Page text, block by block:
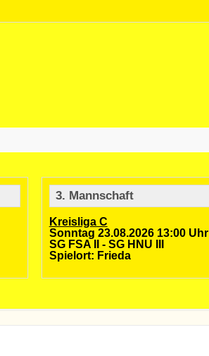
3. Mannschaft
Kreisliga C
Sonntag 23.08.2026 13:00 Uhr
SG FSA II - SG HNU III
Spielort: Frieda